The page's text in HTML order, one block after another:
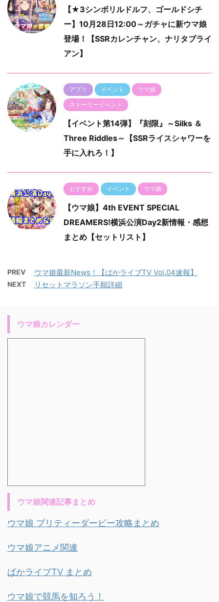
【★3シンボリルドルフ、ゴールドシチ
ー】10月28日12:00～ガチャに新ウマ娘
登場！【SSRカレンチャン、ナリタブライ
アン】
アプリ イベント ウマ娘
ストーリーイベント
【イベント第14弾】『刻限』～Silks ＆
Three Riddles～【SSRライスシャワーを
手に入れろ！】
おすすめ イベント ウマ娘
【ウマ娘】4th EVENT SPECIAL
DREAMERS!横浜公演Day2新情報・感想
まとめ【セットリスト】
PREV ウマ娘最新News！【ぱかライブTV Vol.04速報】
NEXT リセットマラソン手順詳細
ウマ娘カレンダー
ウマ娘関連記事まとめ
ウマ娘 プリティーダービー攻略まとめ
ウマ娘アニメ関連
ぱかライブTV まとめ
ウマ娘で競馬を知ろう！